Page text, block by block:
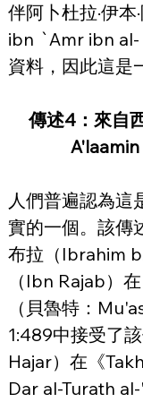
伴阿卜杜拉·伊
ibn `Amr ibn al-
資料，因此這是
傳述4：來自
人們普遍認為這
實的一個。該傳
布拉（Ibrahim
（Ibn Rajab）
（貝魯特：
1:489中接受了
Hajar）在《
Dar al-Turath